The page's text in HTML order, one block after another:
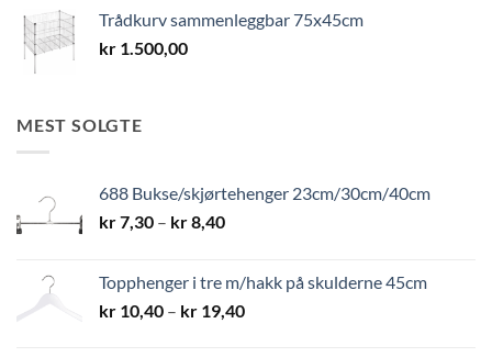
Trådkurv sammenleggbar 75x45cm
kr 1.500,00
MEST SOLGTE
688 Bukse/skjørtehenger 23cm/30cm/40cm
kr7,30 – kr8,40Prisområde:
kr 8,40
Topphenger i tre m/hakk på skulderne 45cm
kr 10,40 – kr 19,40Prisområde: